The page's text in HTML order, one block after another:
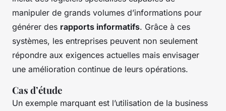
manipuler de grands volumes d’informations pour
générer des rapports informatifs. Grâce à ces
systèmes, les entreprises peuvent non seulement
répondre aux exigences actuelles mais envisager
une amélioration continue de leurs opérations.
Cas d’étude
Un exemple marquant est l’utilisation de la business